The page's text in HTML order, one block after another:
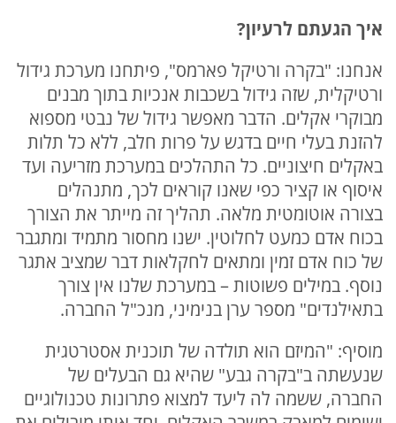
איך הגעתם לרעיון?
אנחנו: "בקרה ורטיקל פארמס", פיתחנו מערכת גידול
ורטיקלית, שזה גידול בשכבות אנכיות בתוך מבנים
מבוקרי אקלים. הדבר מאפשר גידול של נבטי מספוא
להזנת בעלי חיים בדגש על פרות חלב, ללא כל תלות
באקלים חיצוניים. כל התהלכים במערכת מזריעה ועד
איסוף או קציר כפי שאנו קוראים לכך, מתנהלים
בצורה אוטומטית מלאה. תהליך זה מייתר את הצורך
בכוח אדם כמעט לחלוטין. ישנו מחסור מתמיד ומתגבר
של כוח אדם זמין ומתאים לחקלאות דבר שמציב אתגר
נוסף. במילים פשוטות – במערכת שלנו אין צורך
בתאילנדים" מספר ערן בנימיני, מנכ"ל החברה.
מוסיף: "המיזם הוא תולדה של תוכנית אסטרטגית
שנעשתה ב"בקרה גבע" שהיא גם הבעלים של
החברה, ששמה לה ליעד למצוא פתרונות טכנולוגיים